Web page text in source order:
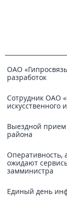
ОАО
разработок
Сотрудник ОАО
искусственного
Выездной
района
Оперативность,
ожидают
замминистра
Единый день